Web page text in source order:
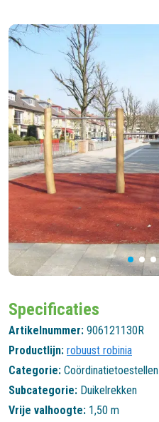
Specificaties
Artikelnummer: 906121130R
Productlijn: robuust robinia
Categorie: Coördinatietoestellen
Subcategorie: Duikelrekken
Vrije valhoogte: 1,50 m